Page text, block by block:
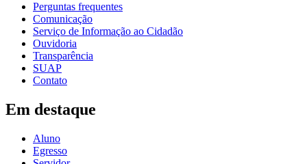
Perguntas frequentes
Comunicação
Serviço de Informação ao Cidadão
Ouvidoria
Transparência
SUAP
Contato
Em destaque
Aluno
Egresso